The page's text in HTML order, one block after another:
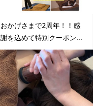
おかげさまで2周年！！感
謝を込めて特別クーポン...